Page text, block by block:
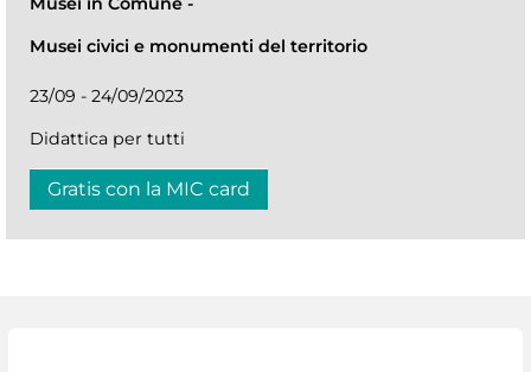
Musei civici e monumenti del territorio
23/09 - 24/09/2023
Didattica per tutti
Gratis con la MIC card